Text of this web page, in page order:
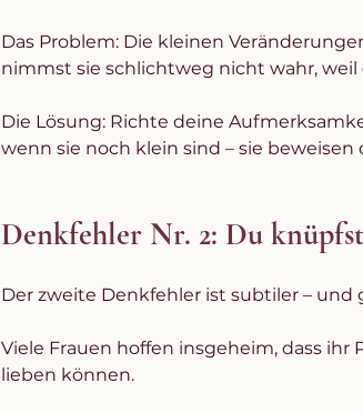
Das Problem: Die kleinen
nimmst sie schlichtweg nicht wahr, weil
Die Lösung: Richte deine
wenn sie noch klein sind – sie beweisen
Denkfehler Nr. 2: Du
Der zweite Denkfehler ist subtiler – und
Viele Frauen hoffen insgeheim, dass ihr
lieben können.